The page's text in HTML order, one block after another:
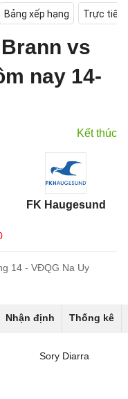
Bảng xếp hạng Trực tiếp
vs
nay 14-
Kết thúc
FK Haugesund
14 - VĐQG Na Uy
Nhận định Thống kê
Sory Diarra